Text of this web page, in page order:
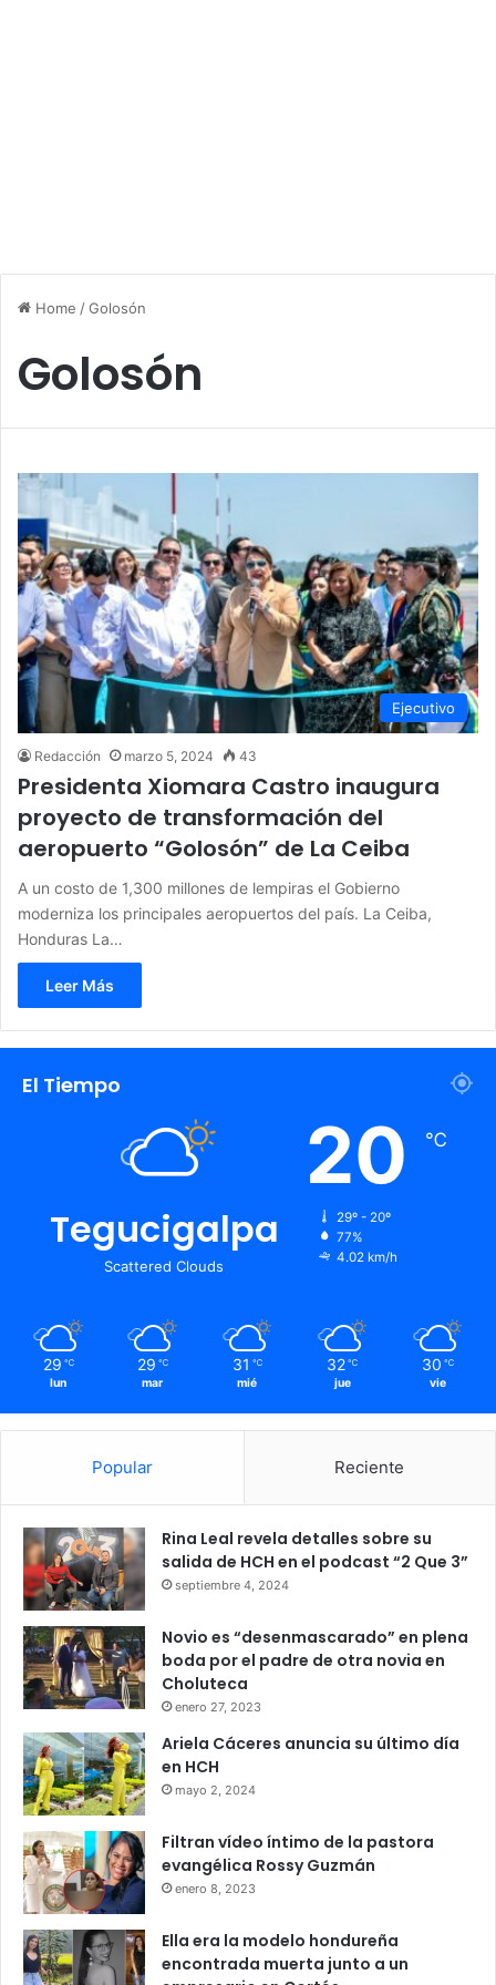
Home /Golosón
Golosón
Ejecutivo
Redacción marzo 5, 2024 43
Presidenta Xiomara Castro inaugura
proyecto de transformación del
aeropuerto “Golosón” de La Ceiba
A un costo de 1,300 millones de lempiras el Gobierno
moderniza los principales aeropuertos del país. La Ceiba,
Honduras La…
Leer Más
El Tiempo
Tegucigalpa
Scattered Clouds
20 ℃
29º - 20º
77%
4.02 km/h
29 ℃
lun
29 ℃
mar
31 ℃
mié
32 ℃
jue
30 ℃
vie
Popular Reciente
Rina Leal revela detalles sobre su
salida de HCH en el podcast “2 Que 3”
septiembre 4, 2024
Novio es “desenmascarado” en plena
boda por el padre de otra novia en
Choluteca
enero 27, 2023
Ariela Cáceres anuncia su último día
en HCH
mayo 2, 2024
Filtran vídeo íntimo de la pastora
evangélica Rossy Guzmán
enero 8, 2023
Ella era la modelo hondureña
encontrada muerta junto a un